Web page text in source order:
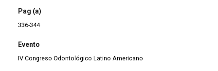
Pag (a)
336-344
Evento
IV Congreso Odontológico Latino Americano